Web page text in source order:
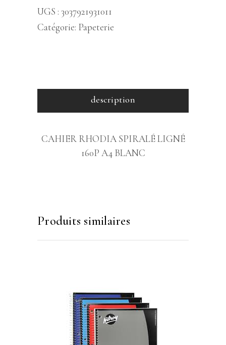
UGS : 3037921931011
Catégorie: Papeterie
description
CAHIER RHODIA SPIRALÉ LIGNÉ
160P A4 BLANC
Produits similaires